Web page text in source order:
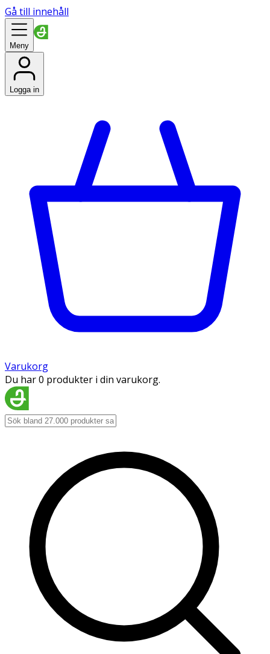
Gå till innehåll
Meny
Logga in
Varukorg
Du har 0 produkter i din varukorg.